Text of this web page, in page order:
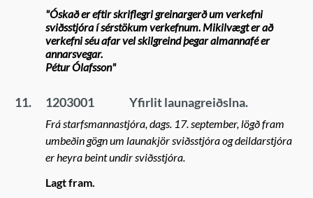
"Óskað er eftir skriflegri greinargerð um verkefni
sviðsstjóra í sérstökum verkefnum. Mikilvægt er að
verkefni séu afar vel skilgreind þegar almannafé er
annarsvegar.
Pétur Ólafsson"
11. 1203001 Yfirlit launagreiðslna.
Frá starfsmannastjóra, dags. 17. september, lögð fram
umbeðin gögn um launakjör sviðsstjóra og deildarstjóra
er heyra beint undir sviðsstjóra.
Lagt fram.